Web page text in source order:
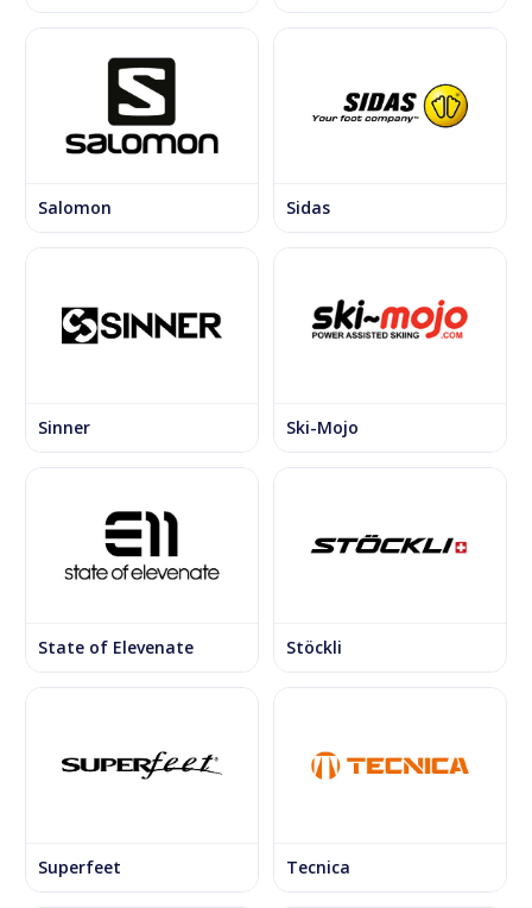
Salomon Sidas
Sinner Ski-Mojo
State of Elevenate Stöckli
Superfeet Tecnica